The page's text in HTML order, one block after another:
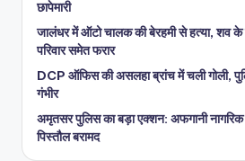
छापेमारी
जालंधर में ऑटो चालक की बेरहमी से हत्या, शव
परिवार समेत फरार
DCP ऑफिस की असलहा ब्रांच में चली गोली,
गंभीर
अमृतसर पुलिस का बड़ा एक्शन: अफगानी
पिस्तौल बरामद